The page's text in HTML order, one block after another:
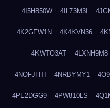
4I5H850W 4IL73M3I
4K2GFW1N 4K4KVN36
4KWTO3AT 4LXNH9M8
4NOFJHTI 4NRBYMY1
4PE2DGG9 4PW810LS